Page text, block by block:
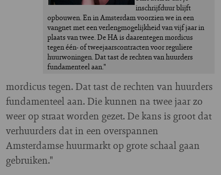
inschrijfduur blijft
opbouwen. En in Amsterdam voorzien we in een
vangnet met een verlengmogelijkheid van vijf jaar in
plaats van twee. De HA is daarentegen mordicus
tegen één- of tweejaarscontracten voor reguliere
huurwoningen. Dat tast de rechten van huurders
fundamenteel aan."
mordicus tegen. Dat tast de rechten van huurders
fundamenteel aan. Die kunnen na twee jaar zo
weer op straat worden gezet. De kans is groot dat
verhuurders dat in een overspannen
Amsterdamse huurmarkt op grote schaal gaan
gebruiken."